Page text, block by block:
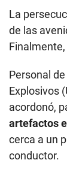
La
de las
Finalmente,
Personal
Explosivos
acordonó,
artefactos
cerca a un
conductor.